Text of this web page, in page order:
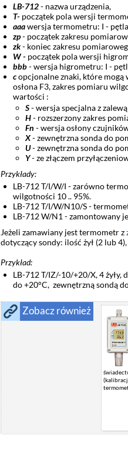
LB-712- nazwa urządzenia,
T- początek pola wersji
aaawersja termometru: I -
zp- początek zakresu
zk- koniec zakresu
W - początek pola wersji
bbb- wersja higrometru: I -
copcjonalne znaki, które
osłona F3, zakres pomiaru
wartości :
S- wersja specjalna z
H- rozszerzony zakres
Fn - wersja osłony
X- zewnętrzna sonda do
U- zewnętrzna sonda do
Y- ze złączem
Przykłady:
LB-712 T/I/W/I - zarówno
wilgotności 10 .. 95%.
LB-712 T/I/W/N10/S -
LB-712 W/N1 - zamontowany
Jeżeli zamawiany jest termometr z
dotyczący sondy: ilość żył (2 lub
Przykład:
LB-712 T/IZ/-10/+20/X, 4 żyły,
do +20°C, zewnętrzną sondą
Zobacz również